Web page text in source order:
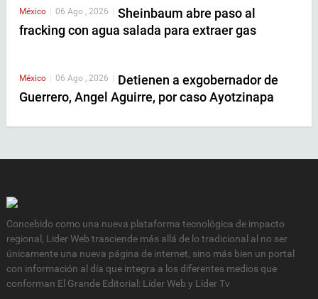
México | 06 Ago , 2026 | Sheinbaum abre paso al
fracking con agua salada para extraer gas
México 06 Ago , 2026
Detienen a exgobernador de
Guerrero, Angel Aguirre, por caso Ayotzinapa
Concebido como una nueva plataforma tecnológica de impacto
regional, Lider Web trasciende más allá de lo tradicional al no ser
únicamente una nueva página de internet, sino más bien un portal
con información al día que integra a los diferentes medios que
conforman El Grande Editorial: Líder Web y Líder Tv